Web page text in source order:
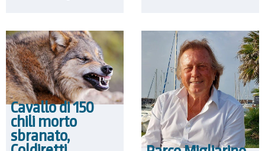
Cavallo di 150
chili morto
sbranato,